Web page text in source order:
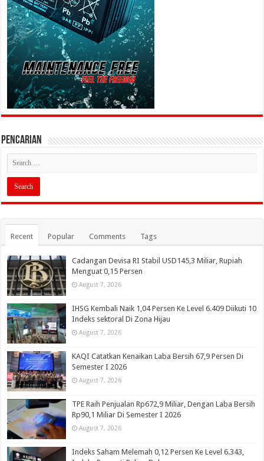
PENCARIAN
Recent Popular Comments Tags
Cadangan Devisa RI Stabil USD145,3 Miliar, Rupiah
Menguat 0,15 Persen
August 7, 2026
IHSG Kembali Naik 1,04 Persen Ke Level 6.409 Diikuti 10
Indeks sektoral Di Zona Hijau
August 7, 2026
KAQI Catatkan Kenaikan Laba Bersih 67,9 Persen Di
Semester I 2026
August 7, 2026
TPE Raih Penjualan Rp672,9 Miliar, Dengan Laba Bersih
Rp90,1 Miliar Di Semester I 2026
August 7, 2026
Indeks Saham Melemah 0,12 Persen Ke Level 6.343,